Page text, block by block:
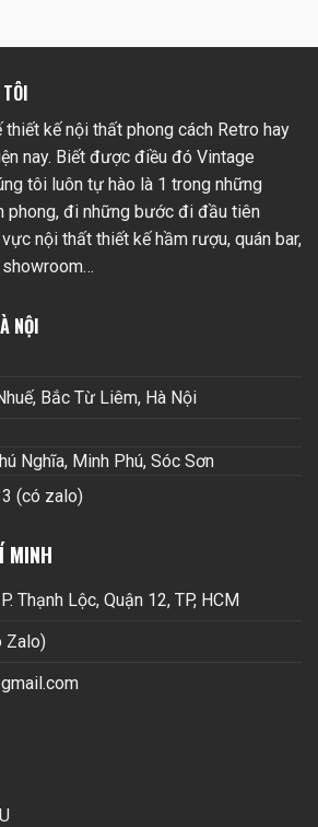
thiết kế nội thất phong cách Retro hay
nay. Biết được điều đó Vintage
tôi luôn tự hào là 1 trong những
phong, đi những bước đi đầu tiên
nội thất thiết kế hầm rượu, quán bar,
showroom…
NỘI
Bắc Từ Liêm, Hà Nội
Nghĩa, Minh Phú, Sóc Sơn
(có zalo)
MINH
Thạnh Lộc, Quận 12, TP, HCM
Zalo)